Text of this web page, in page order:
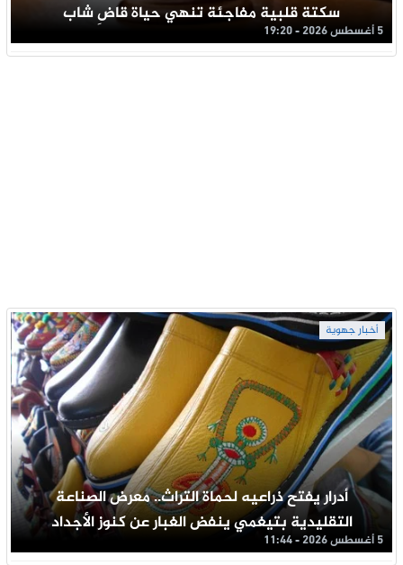
سكتة قلبية مفاجئة تنهي حياة قاضِ شاب
5 أغسطس 2026 - 19:20
أخبار جهوية
أدرار يفتح ذراعيه لحماة التراث.. معرض الصناعة
التقليدية بتيغمي ينفض الغبار عن كنوز الأجداد
5 أغسطس 2026 - 11:44